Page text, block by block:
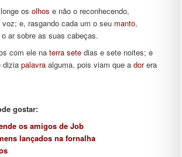
os olhos e não o reconhecendo,
e, rasgando cada um o seu manto,
ar sobre as suas cabeças.
com ele na terra setedias e sete noites; e
dizia palavraalguma, pois viam que a dorera
gostar:
os amigos de Job
lançados na fornalha